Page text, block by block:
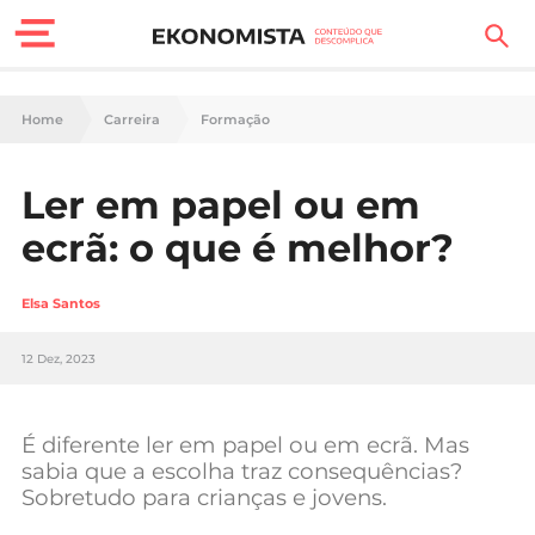
Finanças Pessoais
Carreira
Tecnologia
Negócios
Home Carreira Formação
Ler em papel ou em
ecrã: o que é melhor?
Elsa Santos
12 Dez, 2023
É diferente ler em papel ou em ecrã. Mas
sabia que a escolha traz consequências?
Sobretudo para crianças e jovens.